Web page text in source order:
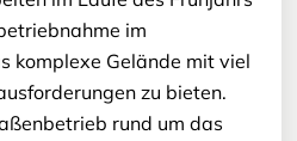
im
komplexe Gelände mit viel
zu bieten.
rund um das